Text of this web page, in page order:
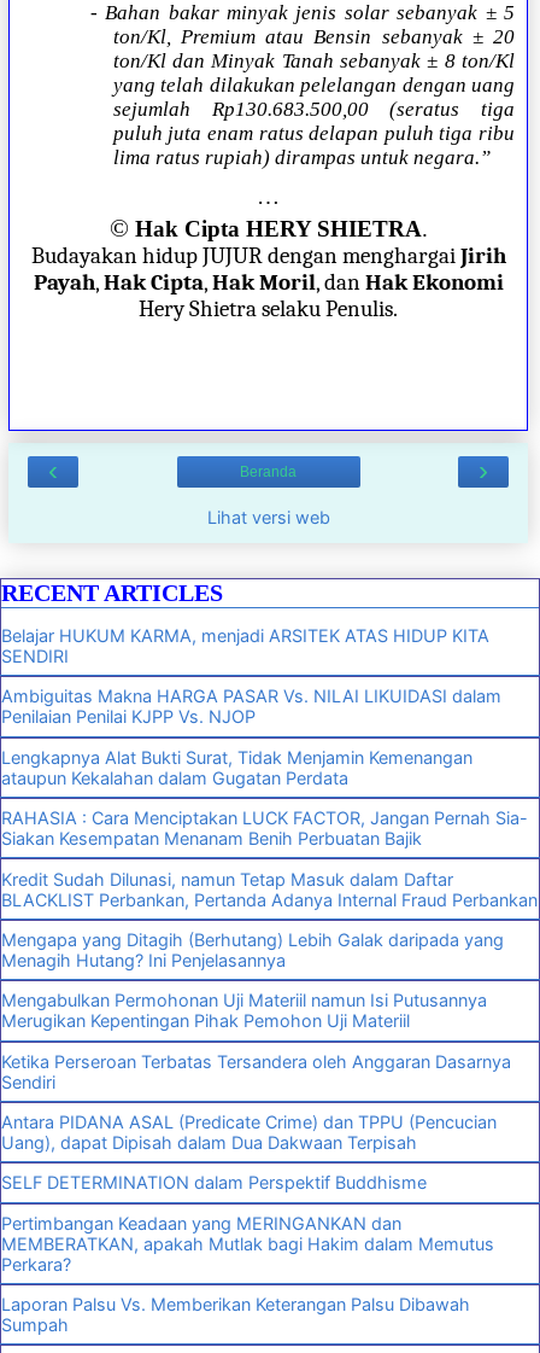
- Bahan bakar minyak jenis solar sebanyak ± 5
ton/Kl, Premium atau Bensin sebanyak ± 20
ton/Kl dan Minyak Tanah sebanyak ± 8 ton/Kl
yang telah dilakukan pelelangan dengan uang
sejumlah Rp130.683.500,00 (seratus tiga
puluh juta enam ratus delapan puluh tiga ribu
lima ratus rupiah) dirampas untuk negara.”
…
© Hak Cipta HERY SHIETRA.
Budayakan hidup JUJUR dengan menghargaiJirih
Payah,Hak Cipta,Hak Moril, danHak Ekonomi
Hery Shietra selaku Penulis.
‹ ›
Beranda
Lihat versi web
RECENT ARTICLES
Belajar HUKUM KARMA, menjadi ARSITEK ATAS HIDUP KITA
SENDIRI
Ambiguitas Makna HARGA PASAR Vs. NILAI LIKUIDASI dalam
Penilaian Penilai KJPP Vs. NJOP
Lengkapnya Alat Bukti Surat, Tidak Menjamin Kemenangan
ataupun Kekalahan dalam Gugatan Perdata
RAHASIA : Cara Menciptakan LUCK FACTOR, Jangan Pernah Sia-
Siakan Kesempatan Menanam Benih Perbuatan Bajik
Kredit Sudah Dilunasi, namun Tetap Masuk dalam Daftar
BLACKLIST Perbankan, Pertanda Adanya Internal Fraud Perbankan
Mengapa yang Ditagih (Berhutang) Lebih Galak daripada yang
Menagih Hutang? Ini Penjelasannya
Mengabulkan Permohonan Uji Materiil namun Isi Putusannya
Merugikan Kepentingan Pihak Pemohon Uji Materiil
Ketika Perseroan Terbatas Tersandera oleh Anggaran Dasarnya
Sendiri
Antara PIDANA ASAL (Predicate Crime) dan TPPU (Pencucian
Uang), dapat Dipisah dalam Dua Dakwaan Terpisah
SELF DETERMINATION dalam Perspektif Buddhisme
Pertimbangan Keadaan yang MERINGANKAN dan
MEMBERATKAN, apakah Mutlak bagi Hakim dalam Memutus
Perkara?
Laporan Palsu Vs. Memberikan Keterangan Palsu Dibawah
Sumpah